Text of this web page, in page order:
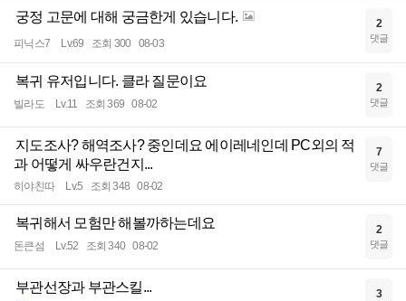
궁정 고문에 대해 궁금한게 있습니다.
피닉스7 Lv.69 조회 300 08-03
2
댓글
복귀 유저입니다. 클라 질문이요
빌라도 Lv.11 조회 369 08-02
2
댓글
지도조사? 해역조사? 중인데요 에이레네인데 PC외의 적
과 어떻게 싸우란건지...
히야친따 Lv.5 조회 348 08-02
7
댓글
복귀해서 모험만 해볼까하는데요
돈큰섬 Lv.52 조회 340 08-02
2
댓글
부관선장과 부관스킬... 3